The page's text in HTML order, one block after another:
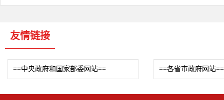
友情链接
==中央政府和国家部委网站== ==各省市政府网站==